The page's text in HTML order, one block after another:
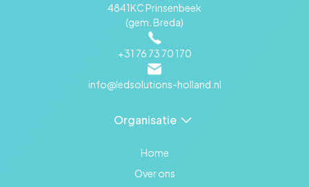
4841KC Prinsenbeek
(gem. Breda)
+31 76 73 70 170
info@ledsolutions-holland.nl
Organisatie
Home
Over ons